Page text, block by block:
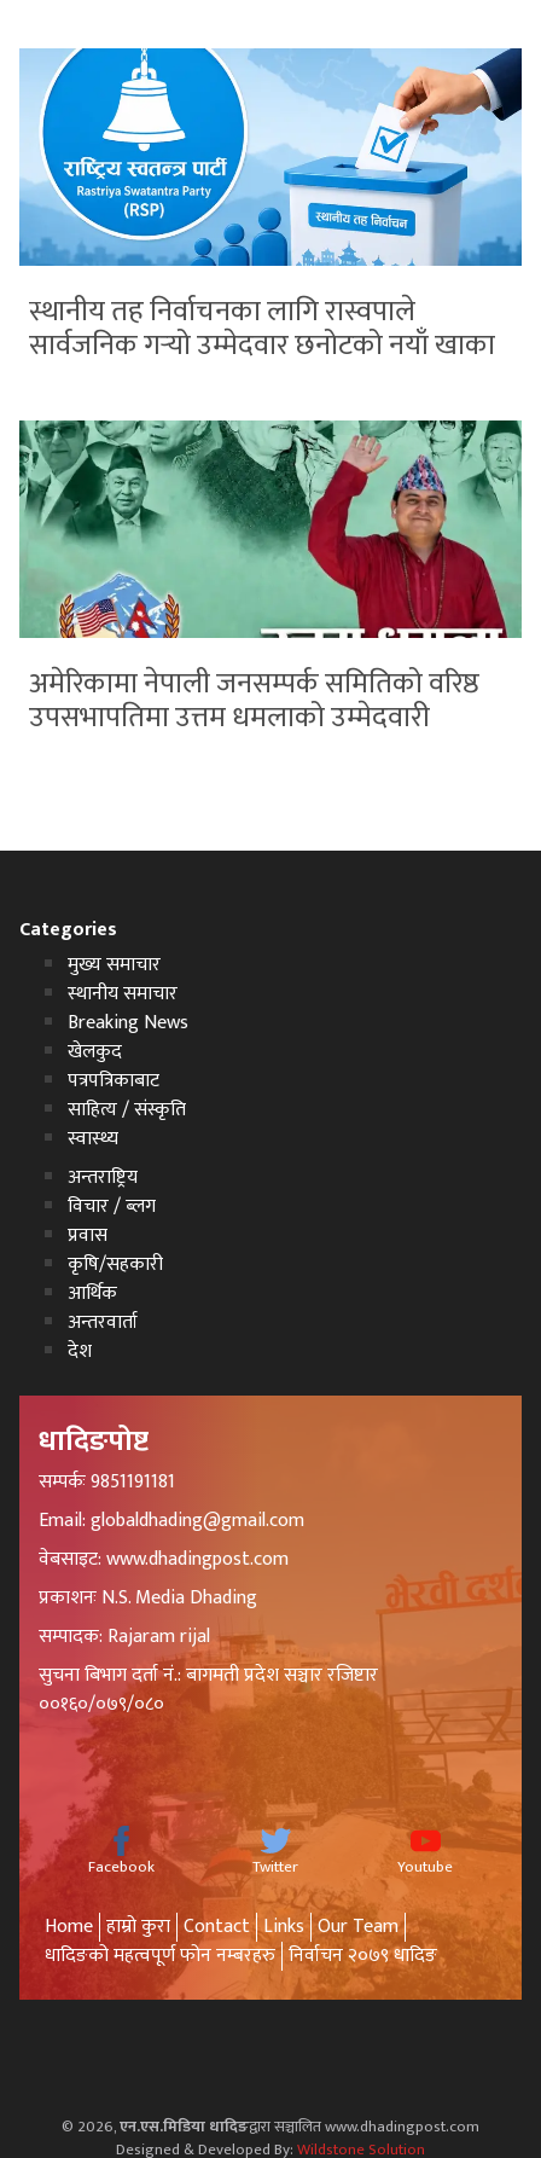
स्थानीय तह निर्वाचनका लागि रास्वपाले
सार्वजनिक गर्‍यो उम्मेदवार छनोटको नयाँ खाका
अमेरिकामा नेपाली जनसम्पर्क समितिको वरिष्ठ
उपसभापतिमा उत्तम धमलाको उम्मेदवारी
Categories
मुख्य समाचार
स्थानीय समाचार
Breaking News
खेलकुद
पत्रपत्रिकाबाट
साहित्य / संस्कृति
स्वास्थ्य
अन्तराष्ट्रिय
विचार / ब्लग
प्रवास
कृषि/सहकारी
आर्थिक
अन्तरवार्ता
देश
धादिङपोष्ट
सम्पर्कः 9851191181
Email: globaldhading@gmail.com
वेबसाइट: www.dhadingpost.com
प्रकाशनः N.S. Media Dhading
सम्पादक: Rajaram rijal
सुचना बिभाग दर्ता नं.: बागमती प्रदेश सञ्चार रजिष्टार
००१६०/०७९/०८०
Facebook Twitter Youtube
Home हाम्रो कुरा Contact Links Our Team
धादिङको महत्वपूर्ण फोन नम्बरहरु निर्वाचन २०७९ धादिङ
© 2026,एन.एस.मिडिया धादिङद्वारा सञ्चालित www.dhadingpost.com
Designed & Developed By:Wildstone Solution